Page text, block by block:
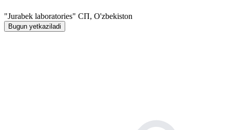
"Jurabek laboratories" СП, O'zbekiston
Bugun yetkaziladi